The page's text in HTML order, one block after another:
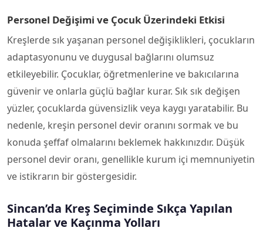
Personel Değişimi ve Çocuk Üzerindeki Etkisi
Kreşlerde sık yaşanan personel değişiklikleri, çocukların
adaptasyonunu ve duygusal bağlarını olumsuz
etkileyebilir. Çocuklar, öğretmenlerine ve bakıcılarına
güvenir ve onlarla güçlü bağlar kurar. Sık sık değişen
yüzler, çocuklarda güvensizlik veya kaygı yaratabilir. Bu
nedenle, kreşin personel devir oranını sormak ve bu
konuda şeffaf olmalarını beklemek hakkınızdır. Düşük
personel devir oranı, genellikle kurum içi memnuniyetin
ve istikrarın bir göstergesidir.
Sincan’da Kreş Seçiminde Sıkça Yapılan
Hatalar ve Kaçınma Yolları